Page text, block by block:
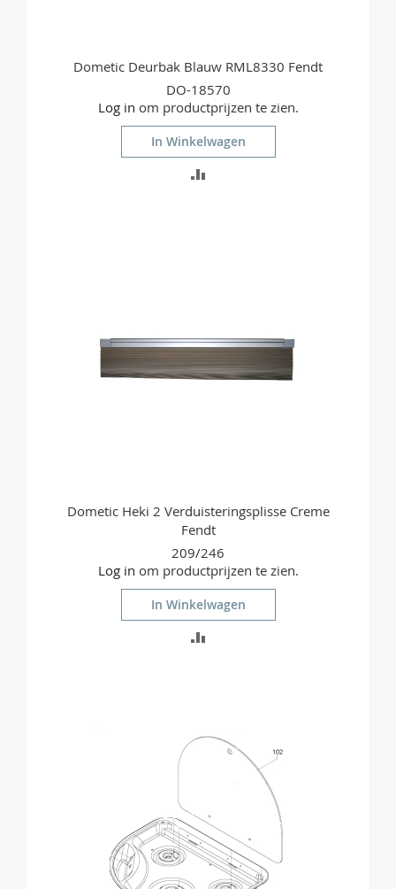
Dometic Deurbak Blauw RML8330 Fendt
DO-18570
Log in om productprijzen te zien.
In Winkelwagen
Dometic Heki 2 Verduisteringsplisse Creme
Fendt
209/246
Log in om productprijzen te zien.
In Winkelwagen